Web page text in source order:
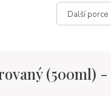
(500ml) -